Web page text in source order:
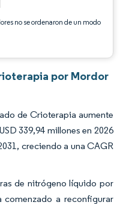
no se ordenaron de un modo
por Mordor
de Crioterapia aumente
339,94 millones en 2026
creciendo a una CAGR
de nitrógeno líquido por
comenzado a reconfigurar